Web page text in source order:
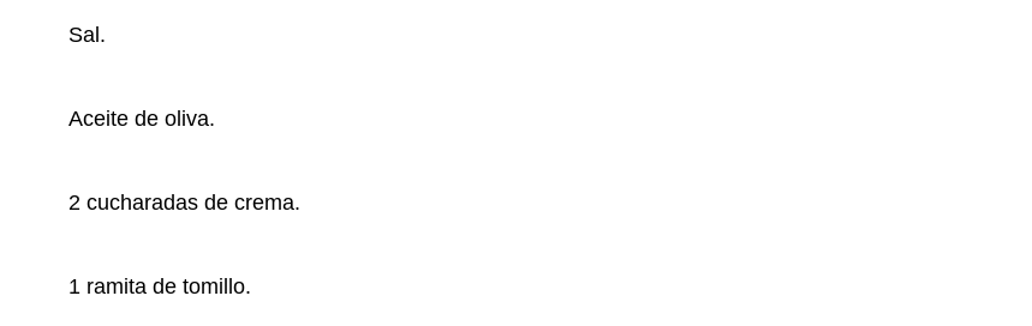
Sal.
Aceite de oliva.
2 cucharadas de crema.
1 ramita de tomillo.